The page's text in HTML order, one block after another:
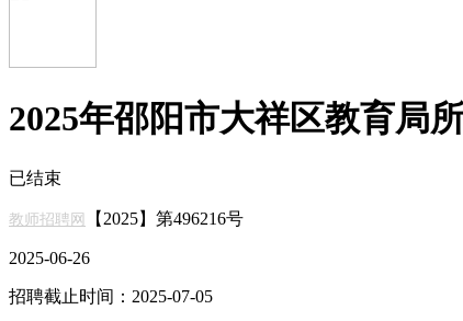
2025年邵阳市大祥区教育局
已结束
教师招聘网 【2025】第496216号
2025-06-26
招聘截止时间：2025-07-05